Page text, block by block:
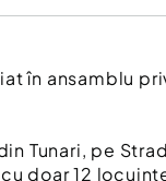
în ansamblu
Tunari, pe
doar 12